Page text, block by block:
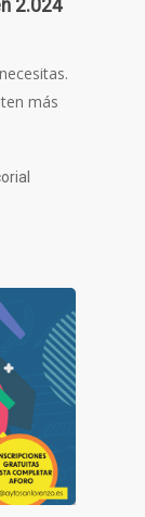
2.024
más